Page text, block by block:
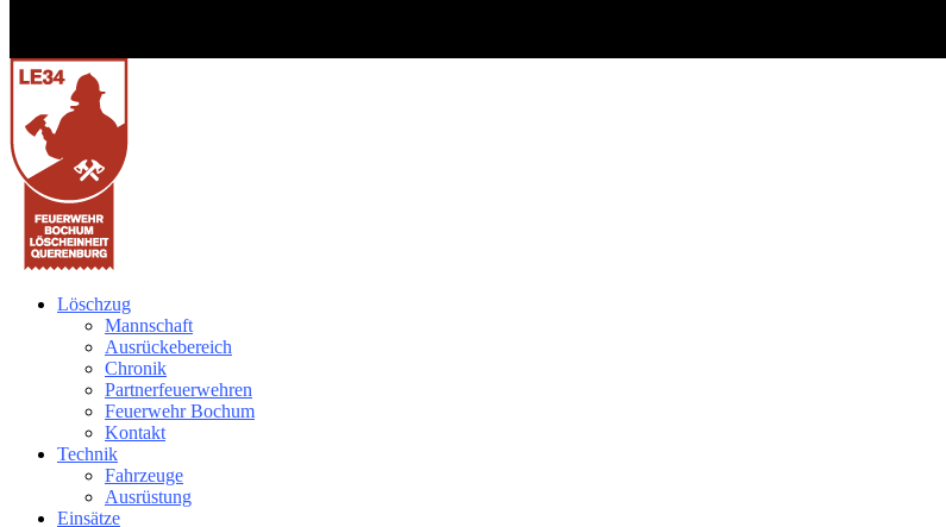
Löschzug
Mannschaft
Ausrückebereich
Chronik
Partnerfeuerwehren
Feuerwehr Bochum
Kontakt
Technik
Fahrzeuge
Ausrüstung
Einsätze